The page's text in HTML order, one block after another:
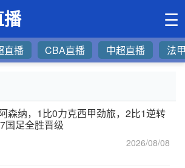
☰
直播 CBA直播 中超直播 法
森纳，1比0力克西甲劲旅，2比1逆转
国足全胜晋级
2026/08/08